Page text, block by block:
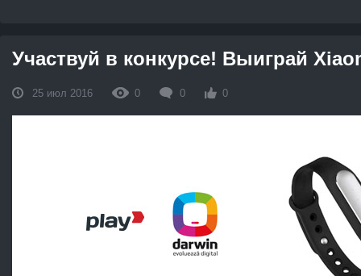
Участвуй в конкурсе! Выиграй
25 июл 2016 0 0 0